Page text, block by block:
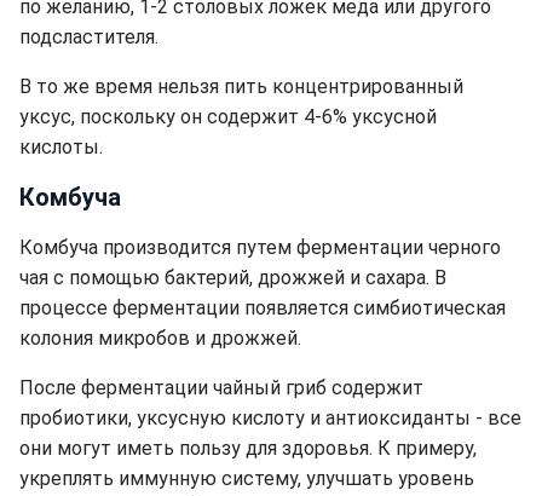
по желанию, 1-2 столовых ложек меда или другого
подсластителя.
В то же время нельзя пить концентрированный
уксус, поскольку он содержит 4-6% уксусной
кислоты.
Комбуча
Комбуча производится путем ферментации черного
чая с помощью бактерий, дрожжей и сахара. В
процессе ферментации появляется симбиотическая
колония микробов и дрожжей.
После ферментации чайный гриб содержит
пробиотики, уксусную кислоту и антиоксиданты - все
они могут иметь пользу для здоровья. К примеру,
укреплять иммунную систему, улучшать уровень